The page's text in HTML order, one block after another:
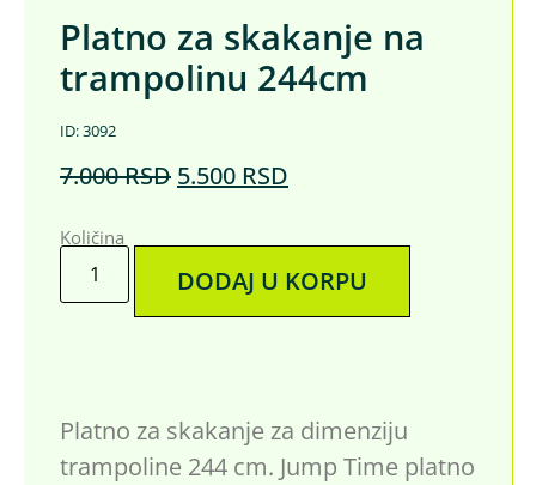
Platno za skakanje na
trampolinu 244cm
ID: 3092
7.000RSD 5.500 RSD
Količina
DODAJ U KORPU
Platno za skakanje za dimenziju
trampoline 244 cm. Jump Time platno